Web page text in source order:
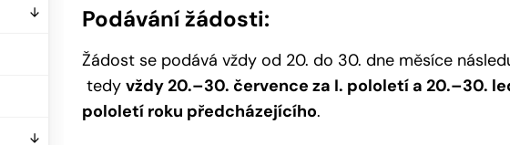
Podávání žádosti:
Žádost se podává vždy od 20. do 30. dne měsíce
tedy vždy 20.–30. července za I. pololetí a 20.–30.
pololetí roku předcházejícího.